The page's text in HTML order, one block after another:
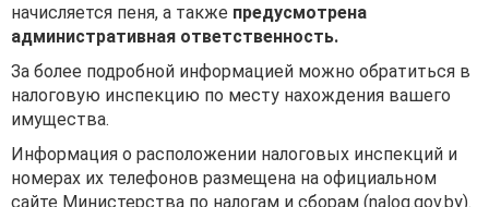
начисляется пеня, а также предусмотрена
административная ответственность.
За более подробной информацией можно обратиться в
налоговую инспекцию по месту нахождения вашего
имущества.
Информация о расположении налоговых инспекций и
номерах их телефонов размещена на официальном
сайте Министерства по налогам и сборам (nalog.gov.by).